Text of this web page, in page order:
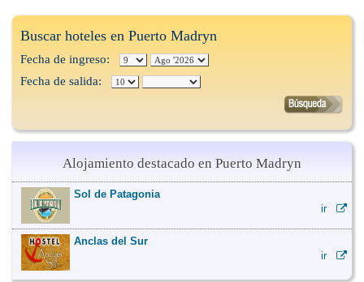
Buscar hoteles en Puerto Madryn
Fecha de ingreso:
Fecha de salida:
Alojamiento destacado en Puerto Madryn
Sol de Patagonia
ir
Anclas del Sur
ir